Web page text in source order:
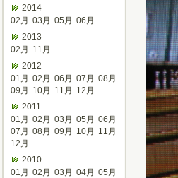
2014
02月 03月 05月 06月
2013
02月
11月
2012
01月 02月 06月 07月 08月
09月
10月 11月
12月
2011
01月 02月 03月 05月 06月
07月 08月 09月 10月
11月
12月
2010
01月 02月 03月 04月 05月